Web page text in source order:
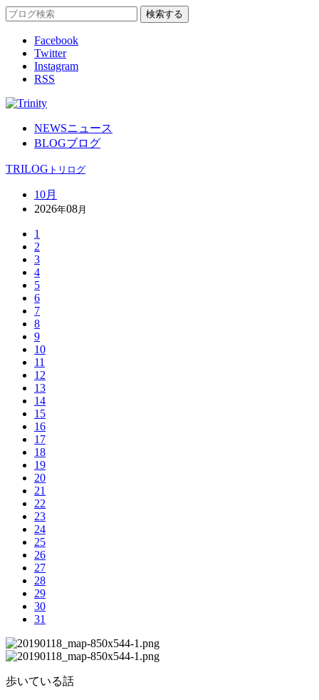
Facebook
Twitter
Instagram
RSS
NEWSニュース
BLOGブログ
TRILOG トリログ
10月
2026年08月
1
2
3
4
5
6
7
8
9
10
11
12
13
14
15
16
17
18
19
20
21
22
23
24
25
26
27
28
29
30
31
歩いている話